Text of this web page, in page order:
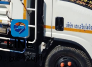
LINE
ID : @642qjflr